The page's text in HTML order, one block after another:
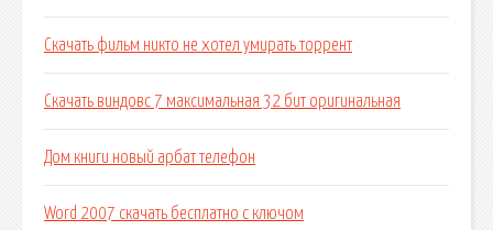
Скачать фильм никто не хотел умирать торрент
Скачать виндовс 7 максимальная 32 бит оригинальная
Дом книги новый арбат телефон
Word 2007 скачать бесплатно с ключом